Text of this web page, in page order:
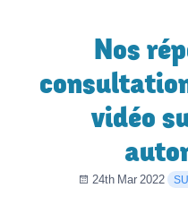
Nos
vidéo
24th Mar 2022